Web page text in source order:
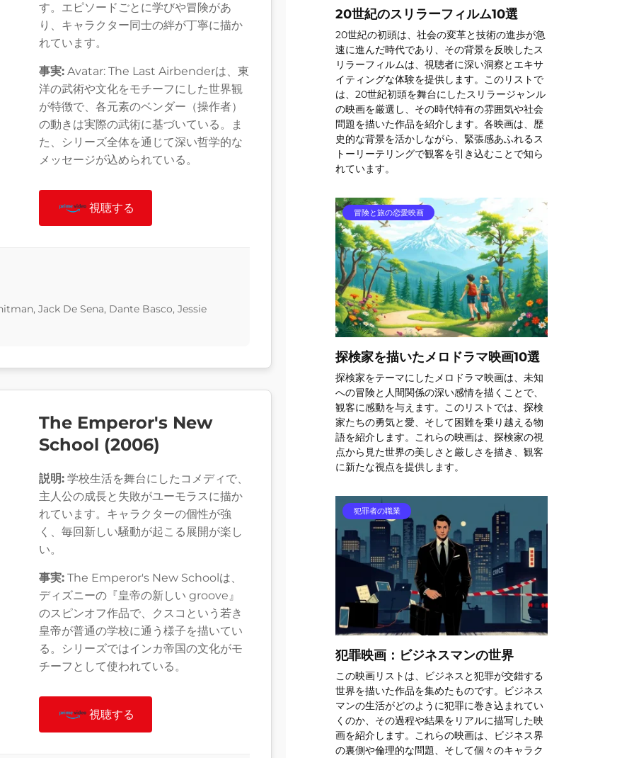
す。エピソードごとに学びや冒険があ
り、キャラクター同士の絆が丁寧に描か
れています。
事実: Avatar: The Last Airbenderは、東
洋の武術や文化をモチーフにした世界観
が特徴で、各元素のベンダー（操作者）
の動きは実際の武術に基づいている。ま
た、シリーズ全体を通じて深い哲学的な
メッセージが込められている。
視聴する
Jack De Sena, Dante Basco, Jessie
The Emperor's New
School (2006)
説明: 学校生活を舞台にしたコメディで、
主人公の成長と失敗がユーモラスに描か
れています。キャラクターの個性が強
く、毎回新しい騒動が起こる展開が楽し
い。
事実: The Emperor's New Schoolは、
ディズニーの『皇帝の新しい groove』
のスピンオフ作品で、クスコという若き
皇帝が普通の学校に通う様子を描いてい
る。シリーズではインカ帝国の文化がモ
チーフとして使われている。
視聴する
20世紀のスリラーフィルム10選
20世紀の初頭は、社会の変革と技術の進歩が急
速に進んだ時代であり、その背景を反映したス
リラーフィルムは、視聴者に深い洞察とエキサ
イティングな体験を提供します。このリストで
は、20世紀初頭を舞台にしたスリラージャンル
の映画を厳選し、その時代特有の雰囲気や社会
問題を描いた作品を紹介します。各映画は、歴
史的な背景を活かしながら、緊張感あふれるス
トーリーテリングで観客を引き込むことで知ら
れています。
冒険と旅の恋愛映画
探検家を描いたメロドラマ映画10選
探検家をテーマにしたメロドラマ映画は、未知
への冒険と人間関係の深い感情を描くことで、
観客に感動を与えます。このリストでは、探検
家たちの勇気と愛、そして困難を乗り越える物
語を紹介します。これらの映画は、探検家の視
点から見た世界の美しさと厳しさを描き、観客
に新たな視点を提供します。
犯罪者の職業
犯罪映画：ビジネスマンの世界
この映画リストは、ビジネスと犯罪が交錯する
世界を描いた作品を集めたものです。ビジネス
マンの生活がどのように犯罪に巻き込まれてい
くのか、その過程や結果をリアルに描写した映
画を紹介します。これらの映画は、ビジネス界
の裏側や倫理的な問題、そして個々のキャラク